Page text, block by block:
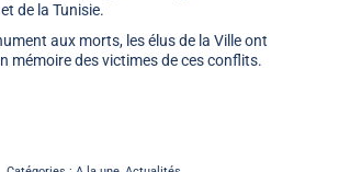
de la Tunisie.
aux morts, les élus de la Ville ont
mémoire des victimes de ces conflits.